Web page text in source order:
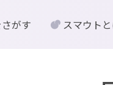
がす スマウト